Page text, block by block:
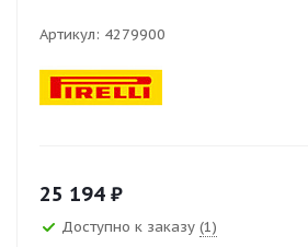
Артикул: 4279900
25 194 ₽
Доступно к заказу (1)